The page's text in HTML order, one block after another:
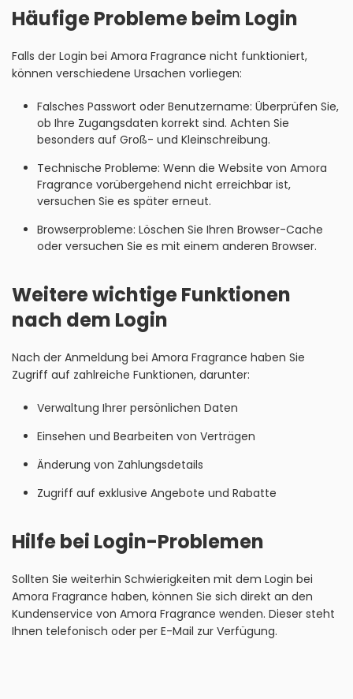
Häufige Probleme beim Login
Falls der Login bei Amora Fragrance nicht funktioniert,
können verschiedene Ursachen vorliegen:
Falsches Passwort oder Benutzername: Überprüfen Sie,
ob Ihre Zugangsdaten korrekt sind. Achten Sie
besonders auf Groß- und Kleinschreibung.
Technische Probleme: Wenn die Website von Amora
Fragrance vorübergehend nicht erreichbar ist,
versuchen Sie es später erneut.
Browserprobleme: Löschen Sie Ihren Browser-Cache
oder versuchen Sie es mit einem anderen Browser.
Weitere wichtige Funktionen
nach dem Login
Nach der Anmeldung bei Amora Fragrance haben Sie
Zugriff auf zahlreiche Funktionen, darunter:
Verwaltung Ihrer persönlichen Daten
Einsehen und Bearbeiten von Verträgen
Änderung von Zahlungsdetails
Zugriff auf exklusive Angebote und Rabatte
Hilfe bei Login-Problemen
Sollten Sie weiterhin Schwierigkeiten mit dem Login bei
Amora Fragrance haben, können Sie sich direkt an den
Kundenservice von Amora Fragrance wenden. Dieser steht
Ihnen telefonisch oder per E-Mail zur Verfügung.